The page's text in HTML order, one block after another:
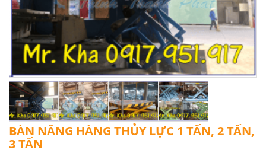
BÀN NÂNG HÀNG THỦY LỰC 1 TẤN, 2 TẤN,
3 TẤN